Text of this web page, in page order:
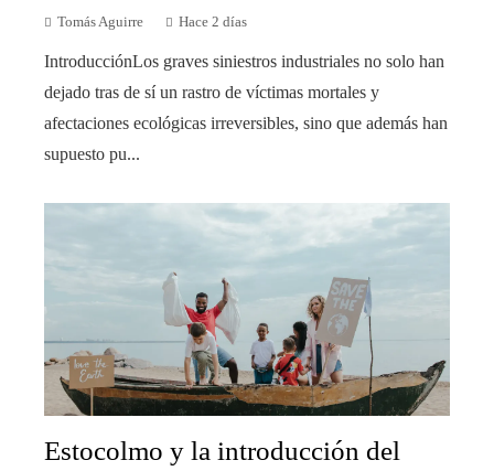
Tomás Aguirre Hace 2 días
IntroducciónLos graves siniestros industriales no solo han
dejado tras de sí un rastro de víctimas mortales y
afectaciones ecológicas irreversibles, sino que además han
supuesto pu...
Estocolmo y la introducción del